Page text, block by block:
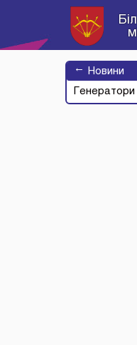
→
Новини